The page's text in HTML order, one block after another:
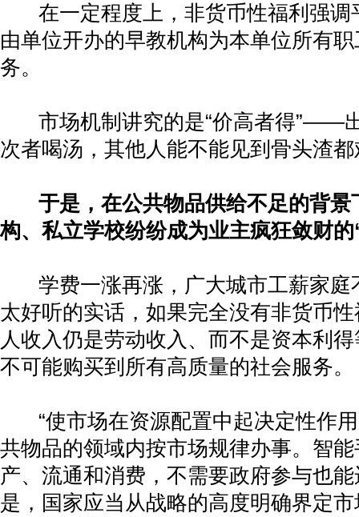
在一定程度上，非货币性福利强
由单位开办的早教机构为本单位所有
务。
市场机制讲究的是“价高者得”——
次者喝汤，其他人能不能见到骨头渣
于是，在公共物品供给不足的背景
构、私立学校纷纷成为业主疯狂敛财的
学费一涨再涨，广大城市工薪家
太好听的实话，如果完全没有非货币
人收入仍是劳动收入、而不是资本利
不可能购买到所有高质量的社会服务。
“使市场在资源配置中起决定性作用
共物品的领域内按市场规律办事。智
产、流通和消费，不需要政府参与也
是，国家应当从战略的高度明确界定